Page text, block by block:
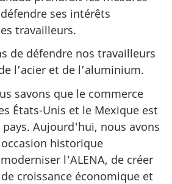
ses intérêts
travailleurs.
de défendre nos travailleurs
l’acier et de l’aluminium.
savons que le commerce
États-Unis et le Mexique est
Aujourd'hui, nous avons
historique
l'ALENA, de créer
croissance économique et